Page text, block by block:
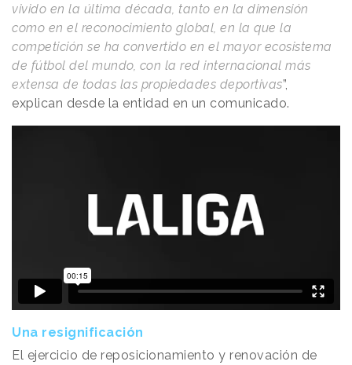
vivido en la última década, tanto en la dimensión
como en el reconocimiento global, en la que la
competición se ha convertido en el mayor ecosistema
de fútbol del mundo, con la red internacional más
extensa de todas las propiedades deportivas”,
explican desde la entidad en un comunicado.
Una resignificación
El ejercicio de reposicionamiento y renovación de